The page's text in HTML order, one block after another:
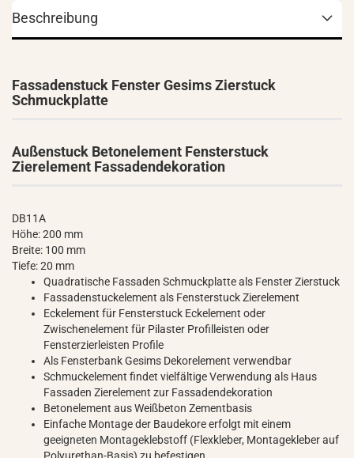
Beschreibung
Fassadenstuck Fenster Gesims Zierstuck
Schmuckplatte
Außenstuck Betonelement Fensterstuck
Zierelement Fassadendekoration
DB11A
Höhe: 200 mm
Breite: 100 mm
Tiefe: 20 mm
Quadratische Fassaden Schmuckplatte als Fenster Zierstuck
Fassadenstuckelement als Fensterstuck Zierelement
Eckelement für Fensterstuck Eckelement oder
Zwischenelement für Pilaster Profilleisten oder
Fensterzierleisten Profile
Als Fensterbank Gesims Dekorelement verwendbar
Schmuckelement findet vielfältige Verwendung als Haus
Fassaden Zierelement zur Fassadendekoration
Betonelement aus Weißbeton Zementbasis
Einfache Montage der Baudekore erfolgt mit einem
geeigneten Montageklebstoff (Flexkleber, Montagekleber auf